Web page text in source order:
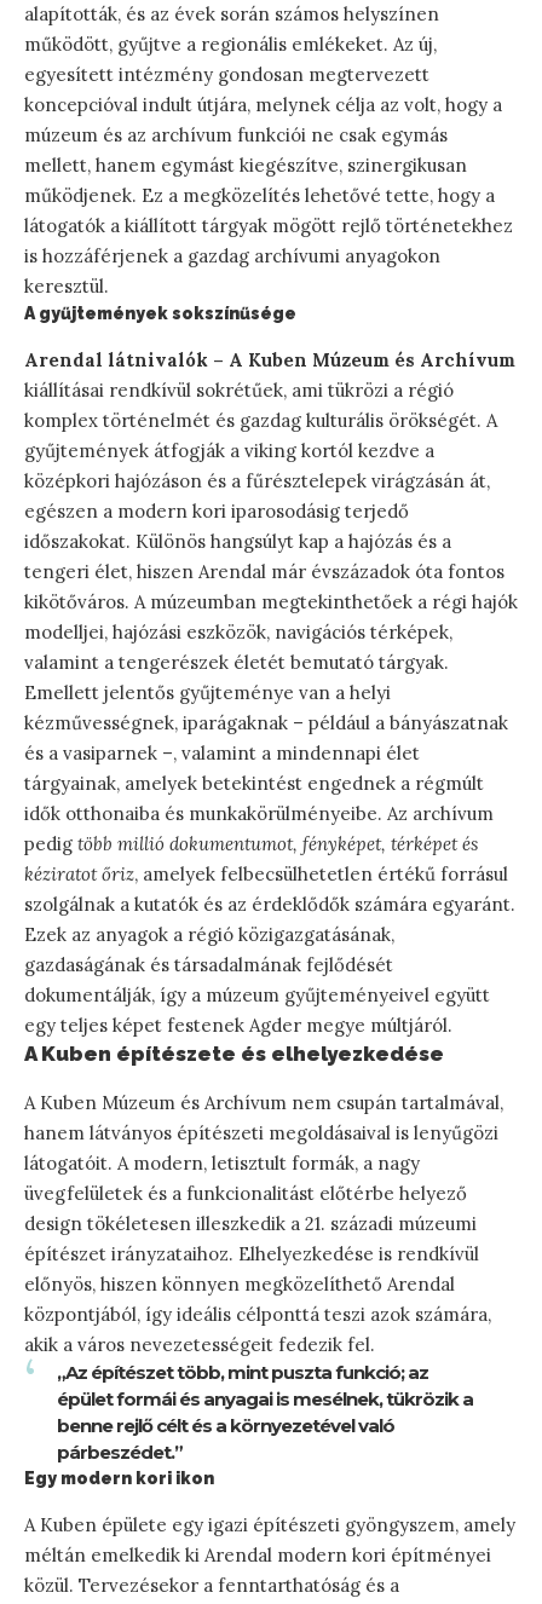
alapították, és az évek során számos helyszínen
működött, gyűjtve a regionális emlékeket. Az új,
egyesített intézmény gondosan megtervezett
koncepcióval indult útjára, melynek célja az volt, hogy a
múzeum és az archívum funkciói ne csak egymás
mellett, hanem egymást kiegészítve, szinergikusan
működjenek. Ez a megközelítés lehetővé tette, hogy a
látogatók a kiállított tárgyak mögött rejlő történetekhez
is hozzáférjenek a gazdag archívumi anyagokon
keresztül.
A gyűjtemények sokszínűsége
Arendal látnivalók – A Kuben Múzeum és Archívum
kiállításai rendkívül sokrétűek, ami tükrözi a régió
komplex történelmét és gazdag kulturális örökségét. A
gyűjtemények átfogják a viking kortól kezdve a
középkori hajózáson és a fűrésztelepek virágzásán át,
egészen a modern kori iparosodásig terjedő
időszakokat. Különös hangsúlyt kap a hajózás és a
tengeri élet, hiszen Arendal már évszázadok óta fontos
kikötőváros. A múzeumban megtekinthetőek a régi hajók
modelljei, hajózási eszközök, navigációs térképek,
valamint a tengerészek életét bemutató tárgyak.
Emellett jelentős gyűjteménye van a helyi
kézművességnek, iparágaknak – például a bányászatnak
és a vasiparnek –, valamint a mindennapi élet
tárgyainak, amelyek betekintést engednek a régmúlt
idők otthonaiba és munkakörülményeibe. Az archívum
pedig több millió dokumentumot, fényképet, térképet és
kéziratot őriz, amelyek felbecsülhetetlen értékű forrásul
szolgálnak a kutatók és az érdeklődők számára egyaránt.
Ezek az anyagok a régió közigazgatásának,
gazdaságának és társadalmának fejlődését
dokumentálják, így a múzeum gyűjteményeivel együtt
egy teljes képet festenek Agder megye múltjáról.
A Kuben építészete és elhelyezkedése
A Kuben Múzeum és Archívum nem csupán tartalmával,
hanem látványos építészeti megoldásaival is lenyűgözi
látogatóit. A modern, letisztult formák, a nagy
üvegfelületek és a funkcionalitást előtérbe helyező
design tökéletesen illeszkedik a 21. századi múzeumi
építészet irányzataihoz. Elhelyezkedése is rendkívül
előnyös, hiszen könnyen megközelíthető Arendal
központjából, így ideális célponttá teszi azok számára,
akik a város nevezetességeit fedezik fel.
„Az építészet több, mint puszta funkció; az
épület formái és anyagai is mesélnek, tükrözik a
benne rejlő célt és a környezetével való
párbeszédet.”
Egy modern kori ikon
A Kuben épülete egy igazi építészeti gyöngyszem, amely
méltán emelkedik ki Arendal modern kori építményei
közül. Tervezésekor a fenntarthatóság és a